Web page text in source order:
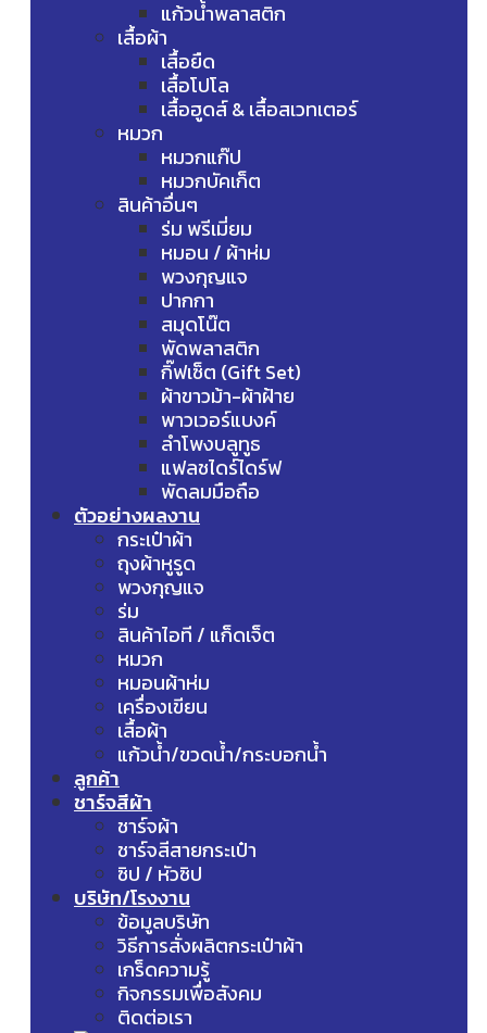
แก้วน้ำพลาสติก
เสื้อผ้า
เสื้อยืด
เสื้อโปโล
เสื้อฮูดส์ & เสื้อสเวทเตอร์
หมวก
หมวกแก๊ป
หมวกบัคเก็ต
สินค้าอื่นๆ
ร่ม พรีเมี่ยม
หมอน / ผ้าห่ม
พวงกุญแจ
ปากกา
สมุดโน๊ต
พัดพลาสติก
กิ๊ฟเซ็ต (Gift Set)
ผ้าขาวม้า-ผ้าฝ้าย
พาวเวอร์แบงค์
ลำโพงบลูทูธ
แฟลชไดร์ไดร์ฟ
พัดลมมือถือ
ตัวอย่างผลงาน
กระเป๋าผ้า
ถุงผ้าหูรูด
พวงกุญแจ
ร่ม
สินค้าไอที / แก็ดเจ็ต
หมวก
หมอนผ้าห่ม
เครื่องเขียน
เสื้อผ้า
แก้วน้ำ/ขวดน้ำ/กระบอกน้ำ
ลูกค้า
ชาร์จสีผ้า
ชาร์จผ้า
ชาร์จสีสายกระเป๋า
ซิป / หัวซิป
บริษัท/โรงงาน
ข้อมูลบริษัท
วิธีการสั่งผลิตกระเป๋าผ้า
เกร็ดความรู้
กิจกรรมเพื่อสังคม
ติดต่อเรา